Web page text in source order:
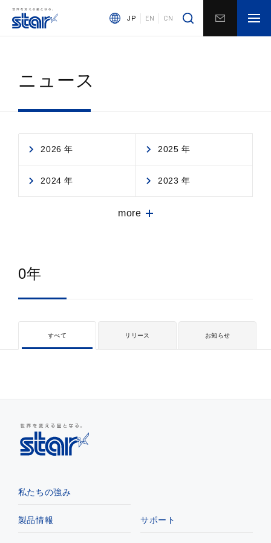
JP EN CN
ニュース
2026 年 2025 年
2024 年 2023 年
more
0年
すべて リリース お知らせ
私たちの強み
製品情報 サポート